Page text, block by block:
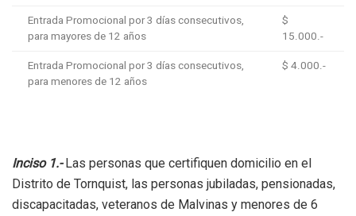
Entrada Promocional por 3 días consecutivos,
para mayores de 12 años
$
15.000.-
Entrada Promocional por 3 días consecutivos,
para menores de 12 años
$ 4.000.-
Inciso 1.-Las personas que certifiquen domicilio en el
Distrito de Tornquist, las personas jubiladas, pensionadas,
discapacitadas, veteranos de Malvinas y menores de 6